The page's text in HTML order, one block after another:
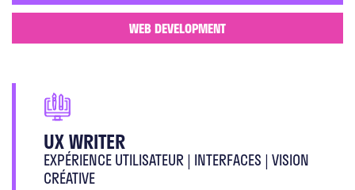
WEB DEVELOPMENT
UX WRITER
EXPÉRIENCE UTILISATEUR | INTERFACES | VISION
CRÉATIVE